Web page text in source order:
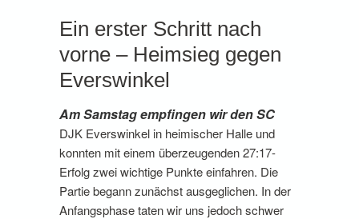
Ein erster Schritt nach
vorne – Heimsieg gegen
Everswinkel
Am Samstag empfingen wir den SC
DJK Everswinkel in heimischer Halle und
konnten mit einem überzeugenden 27:17-
Erfolg zwei wichtige Punkte einfahren. Die
Partie begann zunächst ausgeglichen. In der
Anfangsphase taten wir uns jedoch schwer